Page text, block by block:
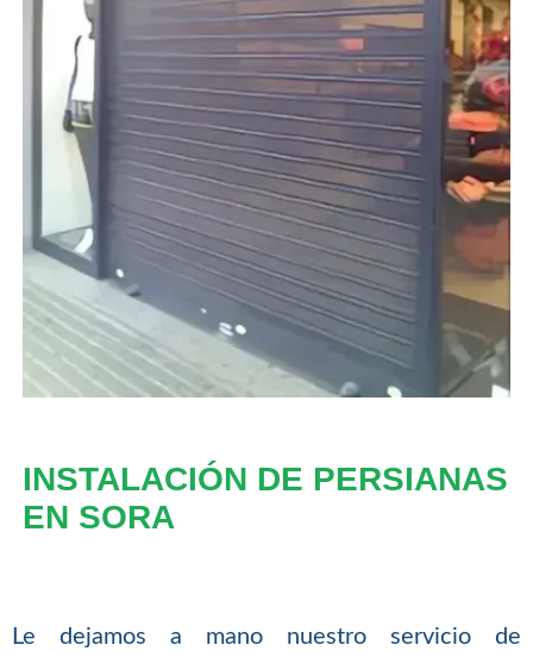
INSTALACIÓN DE PERSIANAS
EN SORA
Le dejamos a mano nuestro servicio de